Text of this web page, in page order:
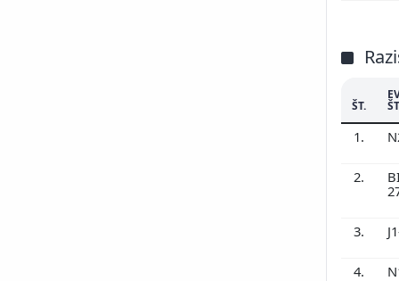
ŠT.
1.
2.
3.
4.